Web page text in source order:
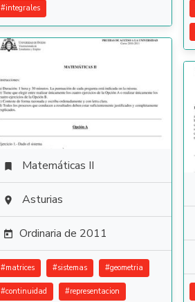
#integrales
 Matemáticas II
 Asturias
 Ordinaria de 2011
#matrices #sistemas #geometria
#continuidad #representacion